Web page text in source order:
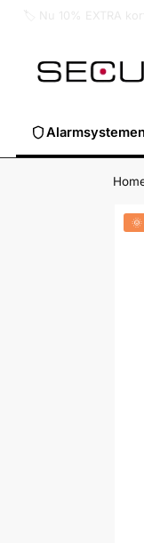
Alarmsystemen